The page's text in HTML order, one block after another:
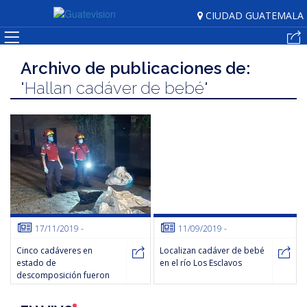
Espectáculos
GTV
Play
Alertas
En
Vivo
CIUDAD GUATEMALA
Archivo de publicaciones de:
"Hallan cadáver de bebé"
17/11/2019 -
Cinco cadáveres en
estado de
descomposición fueron
hallados en costales
11/09/2019 -
Localizan cadáver de bebé
en el río Los Esclavos